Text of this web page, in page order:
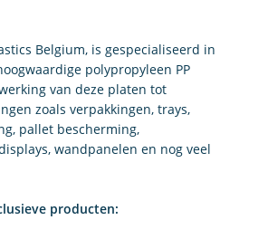
Belgium, is gespecialiseerd in
polypropyleen PP
van deze platen tot
zoals verpakkingen, trays,
pallet bescherming,
wandpanelen en nog veel
producten: